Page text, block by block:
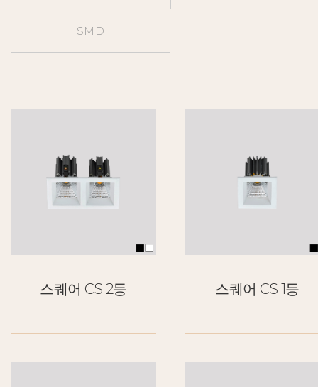
SMD
스퀘어 CS 2등 스퀘어 CS 1등